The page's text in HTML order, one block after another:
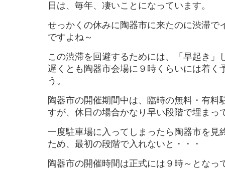
日は、毎年、凄いことになっています。
せっかくの休みに陶器市に来たのに渋滞で
ですよね～
この渋滞を回避するためには、「早起き」
遅くとも陶器市会場に９時くらいには着く
う。
陶器市の開催期間中は、臨時の無料・有料
すが、休日の場合かなり早い段階で埋まっ
一度駐車場に入ってしまったら陶器市を見
ため、最初の段階で入れないと・・・
陶器市の開催時間は正式には９時～となっ